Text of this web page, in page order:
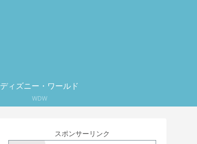
ディズニー・ワールド
WDW
スポンサーリンク